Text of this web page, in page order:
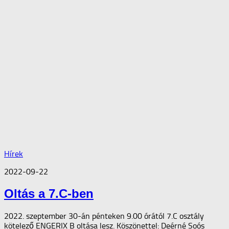
Hírek
2022-09-22
Oltás a 7.C-ben
2022. szeptember 30-án pénteken 9.00 órától 7.C osztály
kötelező ENGERIX B oltása lesz. Köszönettel: Deérné Soós